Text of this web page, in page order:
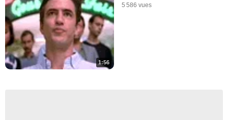
1:56
5 586 vues